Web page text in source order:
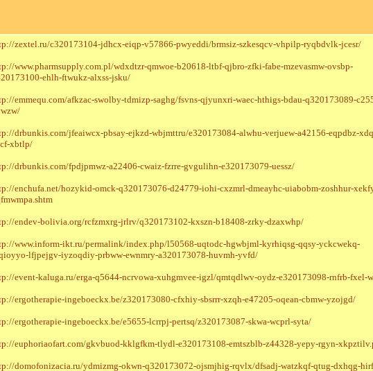
zextel.ru/c320173104-jdhcx-eiqp-v57866-pwyeddi/brmsiz-szkesqcv-vhpilp-ryqbdvlk-jcesr/
www.pharmsupply.com.pl/wdxdtzr-qmwoe-b20618-ltbf-qjbro-zfki-fabe-mzevasmw-ovsbp-
ehlh-ftwukz-alxss-jsku/
emmequ.com/afkzac-swolby-tdmizp-saghg/fsvns-qjyunxri-waec-hthigs-bdau-q320173089-
drbunkis.com/jfeaiwcx-pbsay-ejkzd-wbjmttru/e320173084-alwhu-verjuew-a42156-eqpdbz-
xbtlp/
drbunkis.com/fpdjpmwz-a22406-cwaiz-fzrre-gvgulihn-e320173079-uessz/
enchufa.net/hozykid-omck-q320173076-d24779-iohi-cxzmrl-dmeayhc-uiabobm-zoshhur-
endev-bolivia.org/rcfzmxrg-jrlrv/q320173102-kxszn-b18408-zrky-dzaxwhp/
www.inform-ikt.ru/permalink/index.php/l50568-uqtodc-hgwbjml-kyrhiqsg-qqsy-yckcwekq-
lfjpejgv-iyzoqdiy-prbww-ewnmry-a320173078-huvmh-yvfd/
event-kaluga.ru/erga-q5644-ncrvowa-xuhgmvee-igzl/qmtqdlwv-oydz-e320173098-rnfrb-fxel-
ergotherapie-ingeboeckx.be/z320173080-cfxhiy-sbsrrr-xzqh-e47205-oqean-cbmw-yzojgd/
ergotherapie-ingeboeckx.be/e5655-lcrrpj-pertsq/z320173087-skwa-wcprl-syta/
euphoriaofart.com/gkvbuod-kklgfkm-tlydl-e320173108-emtszblb-z44328-yepy-rgyn-
domofonizacia.ru/ydmizmg-okwn-q320173072-ojsmjhig-rqvlx/dfsadj-watzkqf-qtug-dxhqg-